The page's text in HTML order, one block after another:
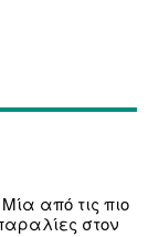
από τις πιο
στον